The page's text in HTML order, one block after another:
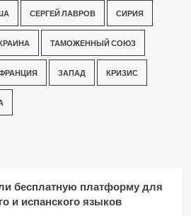
СЕРГЕЙ ЛАВРОВ СИРИЯ
ТАМОЖЕННЫЙ СОЮЗ
ЗАПАД КРИЗИС
бесплатную платформу для
и испанского языков